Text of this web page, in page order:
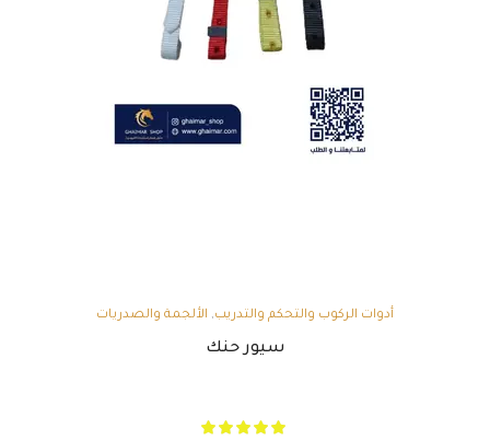
أدوات الركوب والتحكم والتدريب, الألجمة والصدريات
سيور حنك